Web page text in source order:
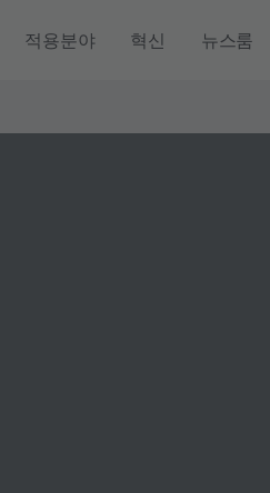
적용분야 혁신 뉴스룸